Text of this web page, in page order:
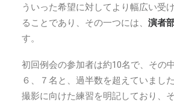
ういった希望に対してより幅広い受
ることであり、その一つには、 演者
す。
初回例会の参加者は約10名で、その
６、７名と、過半数を超えていまし
撮影に向けた練習を明記しており、